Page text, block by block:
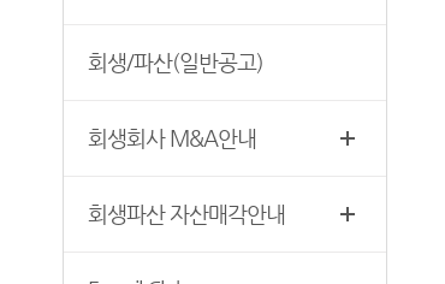
회생/파산(일반공고)
회생회사 M&A안내
회생파산 자산매각안내